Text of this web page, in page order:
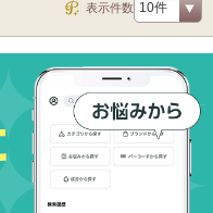
表示件数